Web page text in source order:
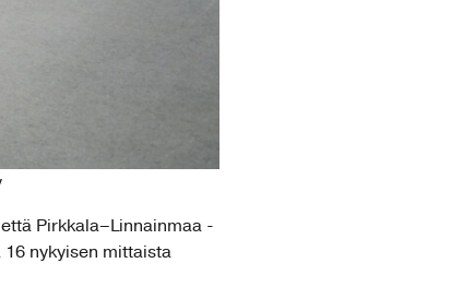
Pirkkala–Linnainmaa -
nykyisen mittaista